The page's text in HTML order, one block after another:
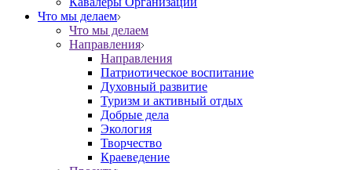
Что мы делаем
Что мы делаем
Направления
Направления
Патриотическое воспитание
Духовный развитие
Туризм и активный отдых
Добрые дела
Экология
Творчество
Краеведение